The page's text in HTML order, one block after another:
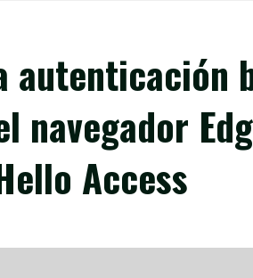
navegador
Access